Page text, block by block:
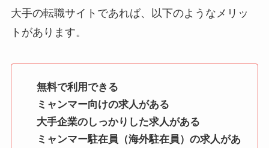
大手の転職サイトであれば、以下のようなメリッ
トがあります。
無料で利用できる
ミャンマー向けの求人がある
大手企業のしっかりした求人がある
ミャンマー駐在員（海外駐在員）の求人があ